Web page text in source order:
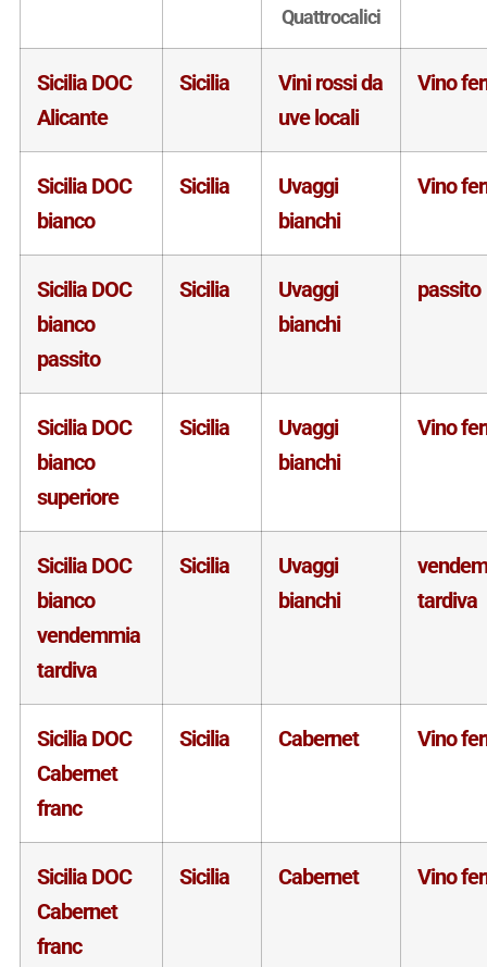
Quattrocalici
Sicilia DOC
Alicante
Sicilia
Vini rossi da
uve locali
Vino
Sicilia DOC
bianco
Sicilia
Uvaggi
bianchi
Vino
Sicilia DOC
bianco
passito
Sicilia
Uvaggi
bianchi
passito
Sicilia DOC
bianco
superiore
Sicilia
Uvaggi
bianchi
Vino
Sicilia DOC
bianco
vendemmia
tardiva
Sicilia
Uvaggi
bianchi
tardiva
Sicilia DOC
Cabernet
franc
Sicilia Cabernet Vino
Sicilia DOC
Cabernet
franc
Sicilia Cabernet Vino